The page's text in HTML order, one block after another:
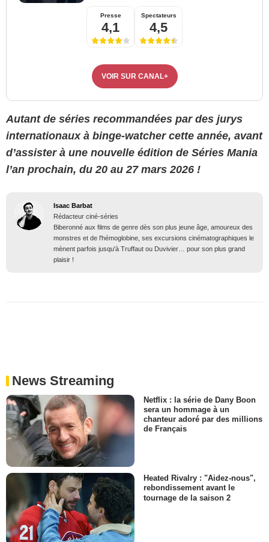
Presse
4,1
Spectateurs
4,5
VOIR SUR CANAL+
Autant de séries recommandées par des jurys
internationaux à binge-watcher cette année, avant
d’assister à une nouvelle édition de Séries Mania
l’an prochain, du 20 au 27 mars 2026 !
Isaac Barbat
Rédacteur ciné-séries
Biberonné aux films de genre dès son plus jeune âge, amoureux des
monstres et de l'hémoglobine, ses excursions cinématographiques le
mènent parfois jusqu'à Truffaut ou Duvivier… pour son plus grand
plaisir !
News Streaming
Netflix : la série de Dany Boon
sera un hommage à un
chanteur adoré par des millions
de Français
Heated Rivalry : "Aidez-nous",
rebondissement avant le
tournage de la saison 2